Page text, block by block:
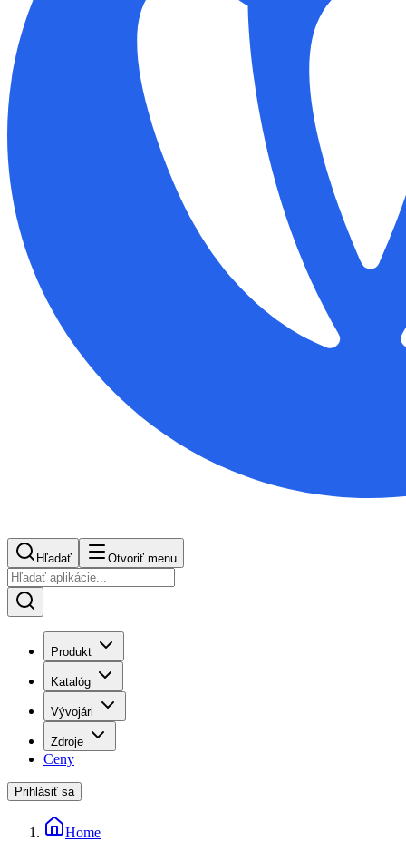
Hľadať Otvoriť menu
Produkt
Katalóg
Vývojári
Zdroje
Ceny
Prihlásiť sa
Home